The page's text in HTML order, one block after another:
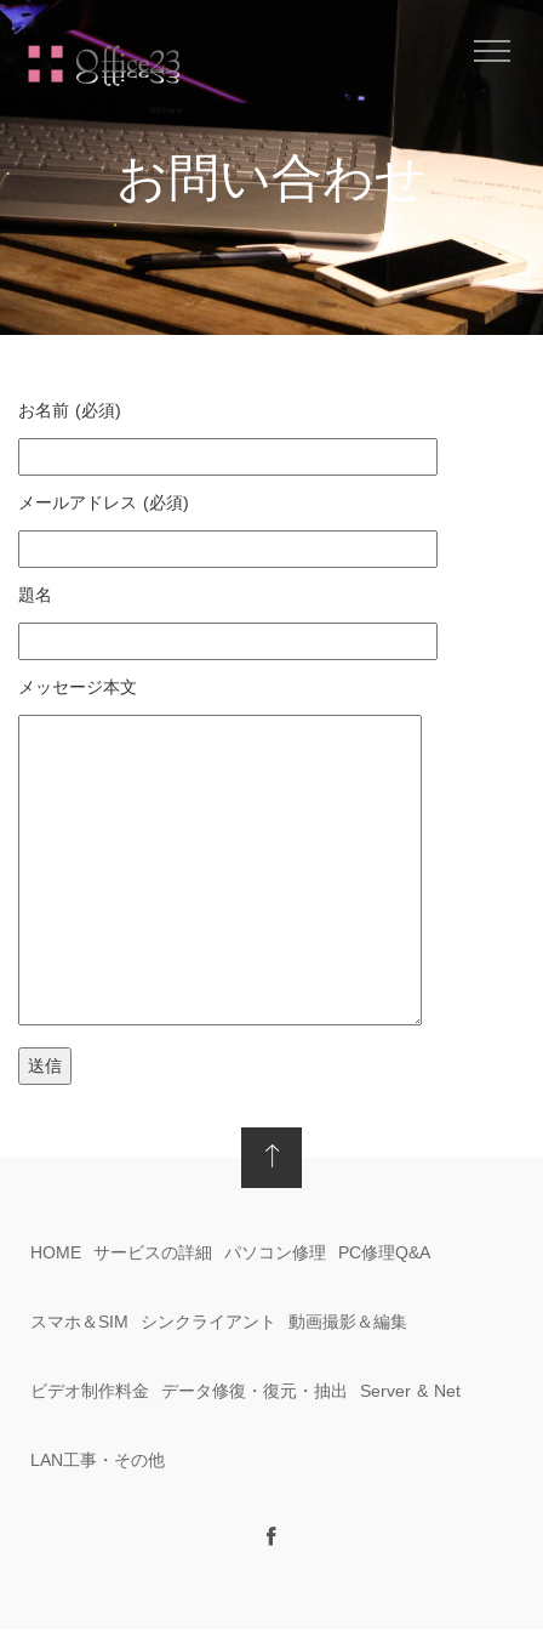
お問い合わせ
お名前 (必須)
メールアドレス (必須)
題名
メッセージ本文
HOME サービスの詳細 パソコン修理 PC修理Q&A
スマホ＆SIM シンクライアント 動画撮影＆編集
ビデオ制作料金 データ修復・復元・抽出 Server & Net
LAN工事・その他